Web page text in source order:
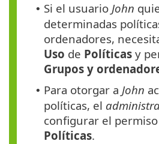
• Si el usuario John
determinadas
ordenadores,
Uso de Políticas y
Grupos y
• Para otorgar a John
políticas, el
configurar el
Políticas.